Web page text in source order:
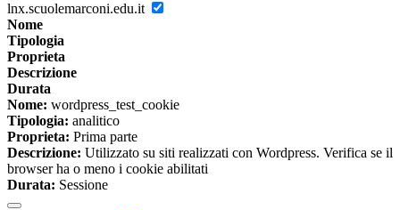
lnx.scuolemarconi.edu.it
Nome
Tipologia
Proprieta
Descrizione
Durata
Nome: wordpress_test_cookie
Tipologia: analitico
Proprieta: Prima parte
Descrizione: Utilizzato su siti realizzati con Wordpress. Verifica se il
browser ha o meno i cookie abilitati
Durata: Sessione